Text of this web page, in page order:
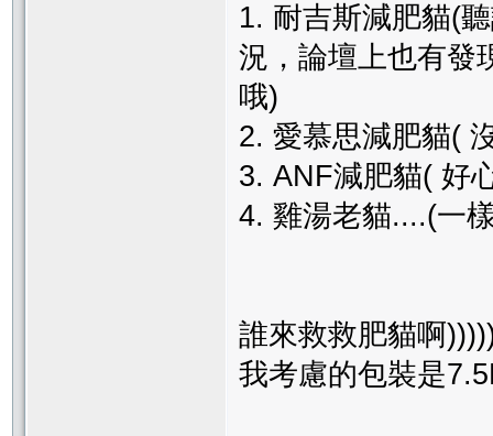
1. 耐吉斯減肥貓(
況，論壇上也有發
哦)
2. 愛慕思減肥貓(
3. ANF減肥貓( 好
4. 雞湯老貓....(一
誰來救救肥貓啊
我考慮的包裝是